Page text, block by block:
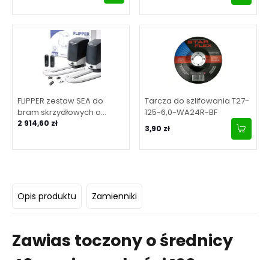
FLIPPER zestaw SEA do
bram skrzydłowych o
maksymalnej długości
2 914,60 zł
Tarcza do szlifowania T27-
125-6,0-WA24R-BF
3,90 zł
Opis produktu Zamienniki
Zawias toczony o średnicy